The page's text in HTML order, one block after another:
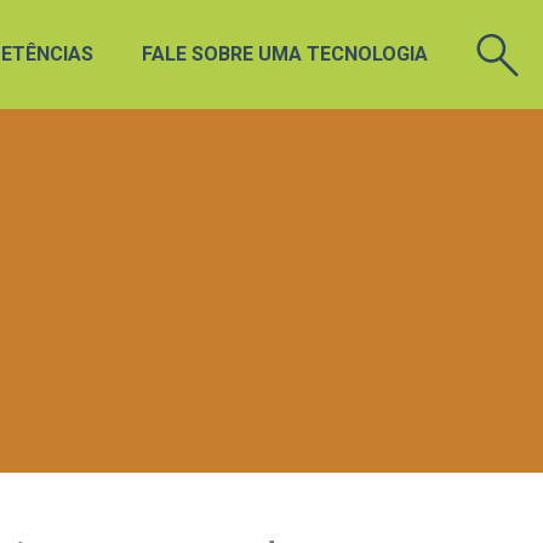
FALE SOBRE UMA TECNOLOGIA